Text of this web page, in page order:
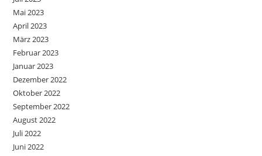
Mai 2023
April 2023
März 2023
Februar 2023
Januar 2023
Dezember 2022
Oktober 2022
September 2022
August 2022
Juli 2022
Juni 2022